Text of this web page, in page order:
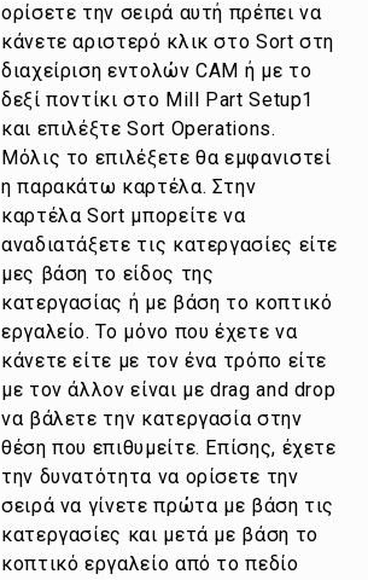
ορίσετε την σειρά αυτή πρέπει να
κάνετε αριστερό κλικ στο Sort στη
διαχείριση εντολών CAM ή με το
δεξί ποντίκι στο Mill Part Setup1
και επιλέξτε Sort Operations.
Μόλις το επιλέξετε θα εμφανιστεί
η παρακάτω καρτέλα. Στην
καρτέλα Sort μπορείτε να
αναδιατάξετε τις κατεργασίες είτε
μες βάση το είδος της
κατεργασίας ή με βάση το κοπτικό
εργαλείο. Το μόνο που έχετε να
κάνετε είτε με τον ένα τρόπο είτε
με τον άλλον είναι με drag and drop
να βάλετε την κατεργασία στην
θέση που επιθυμείτε. Επίσης, έχετε
την δυνατότητα να ορίσετε την
σειρά να γίνετε πρώτα με βάση τις
κατεργασίες και μετά με βάση το
κοπτικό εργαλείο από το πεδίο